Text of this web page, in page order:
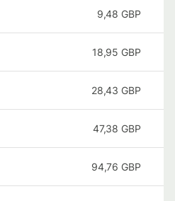
9,48 GBP
18,95 GBP
28,43 GBP
47,38 GBP
94,76 GBP